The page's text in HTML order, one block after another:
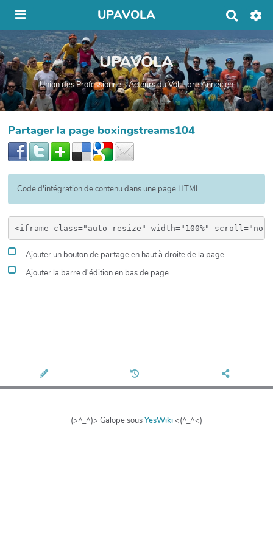
UPAVOLA
c
h
r
c
h
e
UPAVOLA
Union des Professionnels Acteurs du Vol Libre Annécien
Partager la page boxingstreams104
Code d'intégration de contenu dans une page HTML
Ajouter un bouton de partage en haut à droite de la page
Ajouter la barre d'édition en bas de page
(>^_^)> Galope sousYesWiki<(^_^<)